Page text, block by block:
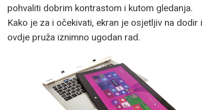
pohvaliti dobrim kontrastom i kutom gledanja.
Kako je za i očekivati, ekran je osjetljiv na dodir i
ovdje pruža iznimno ugodan rad.